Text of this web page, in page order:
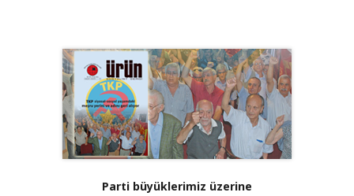
Parti büyüklerimiz üzerine